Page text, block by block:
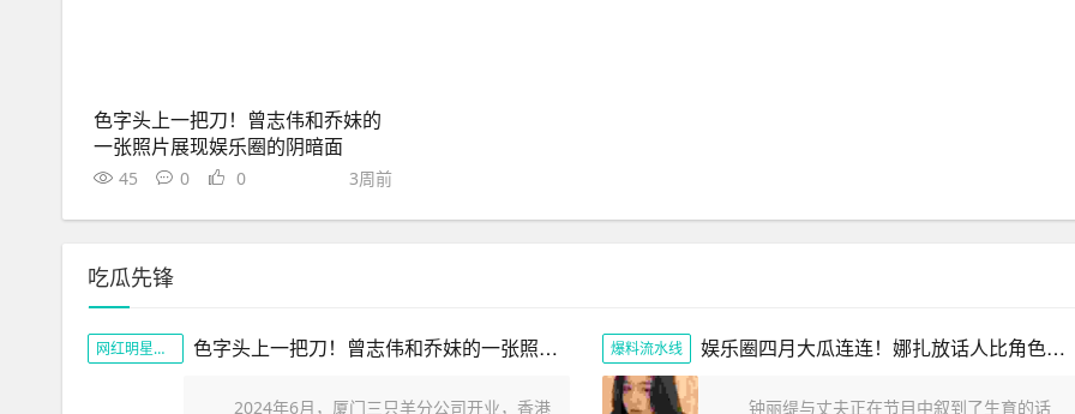
色字头上一把刀！曾志伟和乔妹的
一张照片展现娱乐圈的阴暗面
45 0 0 3周前
吃瓜先锋
网红明星黑料 色字头上一把刀！曾志伟和乔妹的一张照片展现娱乐圈的阴暗面
2024年6月，厦门三只羊分公司开业，香港
爆料流水线 娱乐圈四月大瓜连连！娜扎放话人比角色美全红婵遭网暴报警内幕
钟丽缇与丈夫正在节目中叙到了生育的话